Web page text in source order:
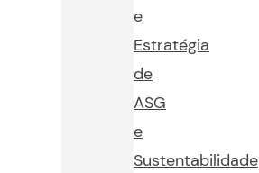
e
Estratégia
de
ASG
e
Sustentabilidade